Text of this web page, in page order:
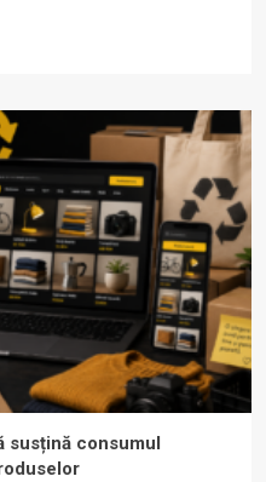
susțină consumul